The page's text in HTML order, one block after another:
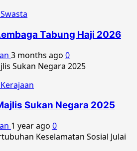
Tabung Haji 2026
3 months ago 0
Sukan Negara 2025
1 year ago 0